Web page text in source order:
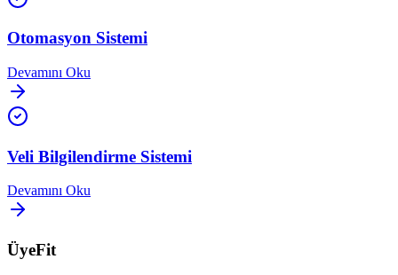
Otomasyon Sistemi
Devamını Oku
Veli Bilgilendirme Sistemi
Devamını Oku
ÜyeFit